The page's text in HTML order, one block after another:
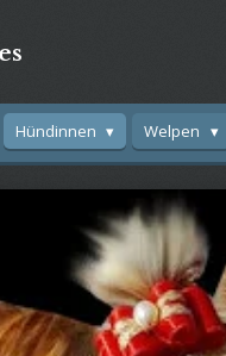
Hündinnen Welpen